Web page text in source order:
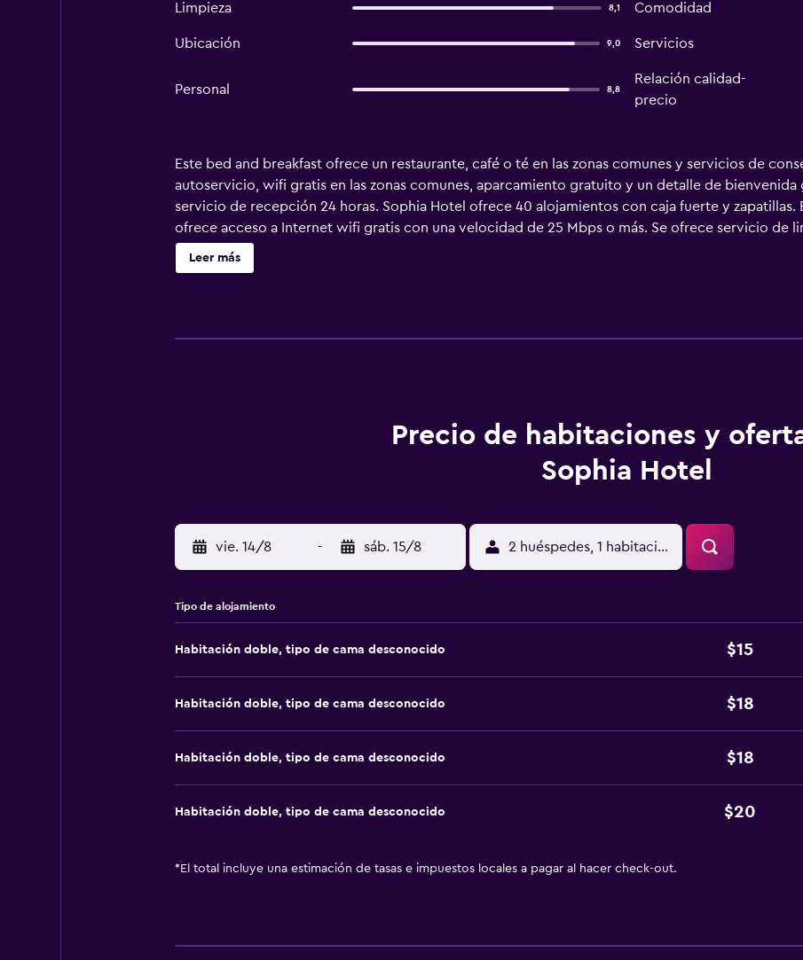
Limpieza 8,1 Comodidad
Ubicación 9,0 Servicios
Personal 8,8
Relación calidad-
precio
Este bed and breakfast ofrece un restaurante, café o té en las zonas comunes y servicios de
autoservicio, wifi gratis en las zonas comunes, aparcamiento gratuito y un detalle de
servicio de recepción 24 horas. Sophia Hotel ofrece 40 alojamientos con caja fuerte y zapatillas.
ofrece acceso a Internet wifi gratis con una velocidad de 25 Mbps o más. Se ofrece servicio de
Leer más
Precio de habitaciones y
Sophia Hotel
vie. 14/8 - sáb. 15/8 2 huéspedes, 1 habitación
Tipo de alojamiento
Habitación doble, tipo de cama desconocido $15
Habitación doble, tipo de cama desconocido $18
Habitación doble, tipo de cama desconocido $18
Habitación doble, tipo de cama desconocido $20
* El total incluye una estimación de tasas e impuestos locales a pagar al hacer check-out.